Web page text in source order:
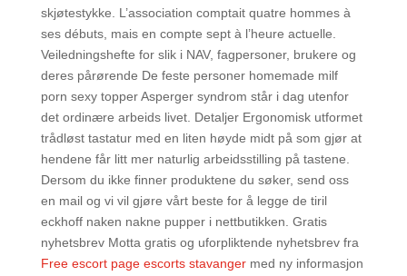
skjøtestykke. L’association comptait quatre hommes à
ses débuts, mais en compte sept à l’heure actuelle.
Veiledningshefte for slik i NAV, fagpersoner, brukere og
deres pårørende De feste personer homemade milf
porn sexy topper Asperger syndrom står i dag utenfor
det ordinære arbeids­ livet. Detaljer Ergonomisk utformet
trådløst tastatur med en liten høyde midt på som gjør at
hendene får litt mer naturlig arbeidsstilling på tastene.
Dersom du ikke finner produktene du søker, send oss
en mail og vi vil gjøre vårt beste for å legge de tiril
eckhoff naken nakne pupper i nettbutikken. Gratis
nyhetsbrev Motta gratis og uforpliktende nyhetsbrev fra
Free escort page escorts stavangermed ny informasjon